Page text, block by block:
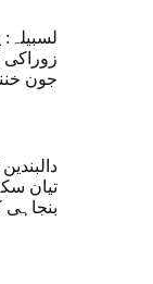
لسبیلہ:
جون
تیان
بنجاہی